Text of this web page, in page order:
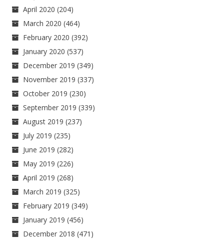
April 2020 (204)
March 2020 (464)
February 2020 (392)
January 2020 (537)
December 2019 (349)
November 2019 (337)
October 2019 (230)
September 2019 (339)
August 2019 (237)
July 2019 (235)
June 2019 (282)
May 2019 (226)
April 2019 (268)
March 2019 (325)
February 2019 (349)
January 2019 (456)
December 2018 (471)